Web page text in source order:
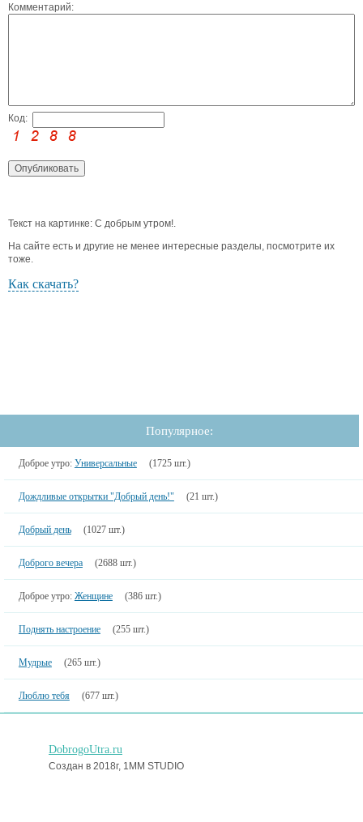
Комментарий:
Код:
Текст на картинке: С добрым утром!.
На сайте есть и другие не менее интересные разделы, посмотрите их
тоже.
Как скачать?
Популярное:
Доброе утро: Универсальные (1725 шт.)
Дождливые открытки "Добрый день!" (21 шт.)
Добрый день (1027 шт.)
Доброго вечера (2688 шт.)
Доброе утро: Женщине (386 шт.)
Поднять настроение (255 шт.)
Мудрые (265 шт.)
Люблю тебя (677 шт.)
DobrogoUtra.ru
Создан в 2018г, 1MM STUDIO